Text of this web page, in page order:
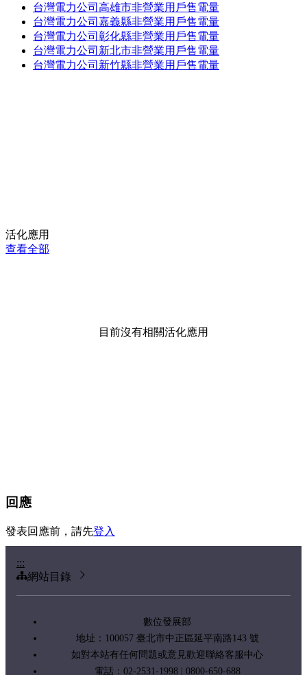
台灣電力公司高雄市非營業用戶售電量
台灣電力公司嘉義縣非營業用戶售電量
台灣電力公司彰化縣非營業用戶售電量
台灣電力公司新北市非營業用戶售電量
台灣電力公司新竹縣非營業用戶售電量
活化應用
查看全部
目前沒有相關活化應用
回應
發表回應前，請先登入
:::
網站目錄
數位發展部
地址：100057 臺北市中正區延平南路143 號
如對本站有任何問題或意見歡迎聯絡客服中心
電話：02-2531-1998 | 0800-650-688